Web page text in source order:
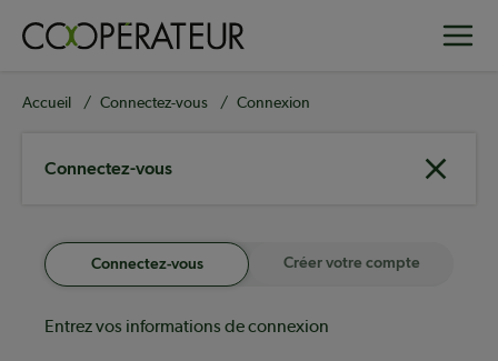
principal
Fil
Accueil Connectez-vous Connexion
Connectez-vous
Connectez-vous Créer votre compte
Entrez vos informations de connexion